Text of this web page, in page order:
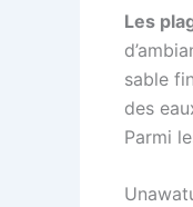
Les
sable
des
Parmi